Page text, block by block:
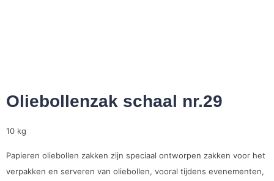
Oliebollenzak schaal nr.29
10 kg
Papieren oliebollen zakken zijn speciaal ontworpen zakken voor het
verpakken en serveren van oliebollen, vooral tijdens evenementen,